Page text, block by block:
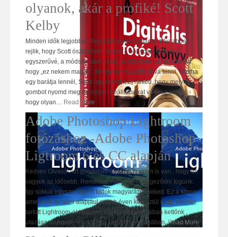
olyanok, akár a profiké! Scott
Kelby
Minden idők legjobban fogyó könyvsorozatának titka abban
rejlik, hogy Scott ösztönösen képes a bonyolult dolgokat
egyszerűvé, a módszereket pedig, amelyekről azt gondoltad,
hogy „ez nekem magas”, könnyen elsajátíthatóvá tenni. Mintha
egy barátja lennél, Scott úgy mondja el neked, hogy melyik
gombot nyomd meg és milyen beállításokat válassz ahhoz,
hogy olyan… Read More
Adobe Photoshop Lightroom
fotózáshoz -Adobe Photoshop
Ligtroom 6 és CC alapján
Kedves Olvasó! Azt gondolom és talán igazam is van , hogy én
vagyok az idősebb. Remélem, nem baj, ha tegeződni fogunk.
Így sokkal egyszerűbben tudok magyarázni neked. Ez a könyv
amelynek tartalmi alapjául a több éven keresztül nagy sikerrel
tartott Lightroom-oktatásaim szolgálnak valójában kettőnk
utazása az Adobe Photoshop Lightroom világában.Read More